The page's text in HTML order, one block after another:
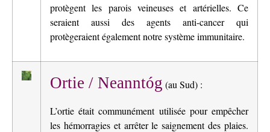
protègent les parois veineuses et artérielles. Ce
seraient aussi des agents anti-cancer qui
protègeraient également notre système immunitaire.
Ortie / Neanntóg (au Sud) :
L’ortie était communément utilisée pour empêcher
les hémorragies et arrêter le saignement des plaies.